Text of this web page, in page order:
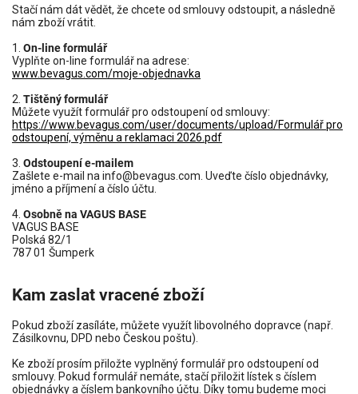
Stačí nám dát vědět, že chcete od smlouvy odstoupit, a následně
nám zboží vrátit.
1. On-line formulář
Vyplňte on-line formulář na adrese:
www.bevagus.com/moje-objednavka
2. Tištěný formulář
Můžete využít formulář pro odstoupení od smlouvy:
https://www.bevagus.com/user/documents/upload/Formulář pro
odstoupení, výměnu a reklamaci 2026.pdf
3. Odstoupení e-mailem
Zašlete e-mail na info@bevagus.com. Uveďte číslo objednávky,
jméno a příjmení a číslo účtu.
4. Osobně na VAGUS BASE
VAGUS BASE
Polská 82/1
787 01 Šumperk
Kam zaslat vracené zboží
Pokud zboží zasíláte, můžete využít libovolného dopravce (např.
Zásilkovnu, DPD nebo Českou poštu).
Ke zboží prosím přiložte vyplněný formulář pro odstoupení od
smlouvy. Pokud formulář nemáte, stačí přiložit lístek s číslem
objednávky a číslem bankovního účtu. Díky tomu budeme moci